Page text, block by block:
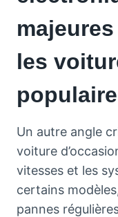
les
Un autre angle
voiture
vitesses et les
certains
pannes